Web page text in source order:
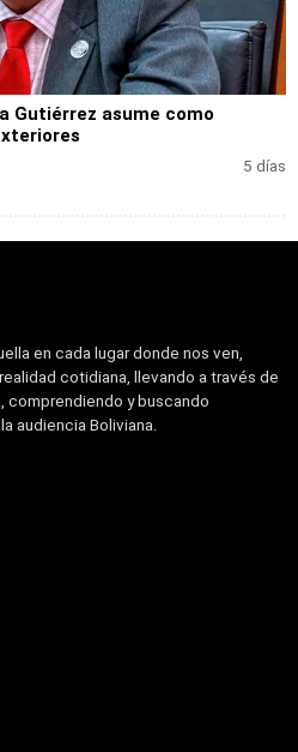
Gutiérrez asume como
5 días
en cada lugar donde nos ven,
cotidiana, llevando a través de
comprendiendo y buscando
audiencia Boliviana.